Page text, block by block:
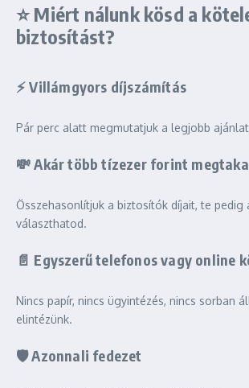
⭐Miért nálunk kösd a
biztosítást?
⚡ Villámgyors díjszámítás
Pár perc alatt megmutatjuk a legjobb
💸 Akár több tízezer forint
Összehasonlítjuk a biztosítók díjait, te pedig
választhatod.
📄 Egyszerű telefonos vagy online
Nincs papír, nincs ügyintézés, nincs sorban
elintézünk.
🛡️ Azonnali fedezet